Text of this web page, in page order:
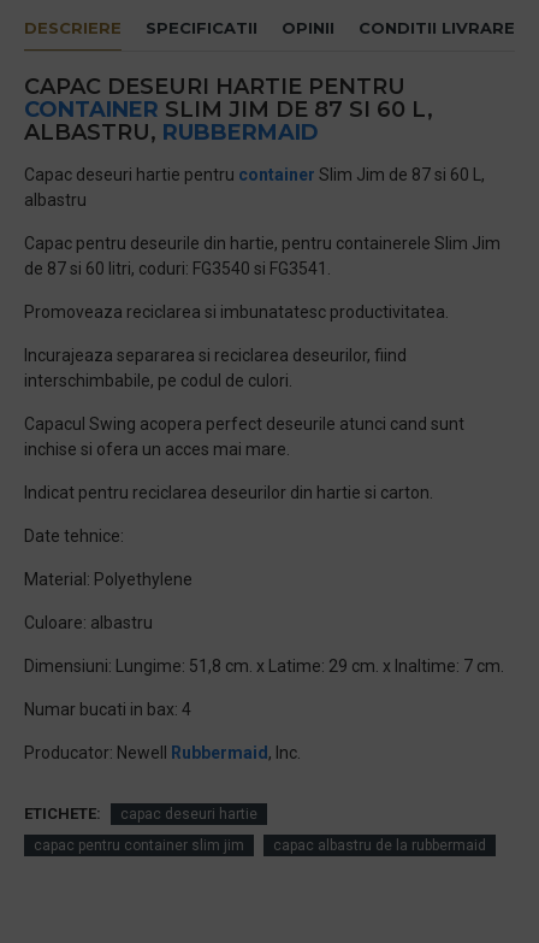
DESCRIERE SPECIFICATII OPINII CONDITII LIVRARE
CAPAC DESEURI HARTIE PENTRU
CONTAINER SLIM JIM DE 87 SI 60 L,
ALBASTRU, RUBBERMAID
Capac deseuri hartie pentru container Slim Jim de 87 si 60 L,
albastru
Capac pentru deseurile din hartie, pentru containerele Slim Jim
de 87 si 60 litri, coduri: FG3540 si FG3541.
Promoveaza reciclarea si imbunatatesc productivitatea.
Incurajeaza separarea si reciclarea deseurilor, fiind
interschimbabile, pe codul de culori.
Capacul Swing acopera perfect deseurile atunci cand sunt
inchise si ofera un acces mai mare.
Indicat pentru reciclarea deseurilor din hartie si carton.
Date tehnice:
Material: Polyethylene
Culoare: albastru
Dimensiuni: Lungime: 51,8 cm. x Latime: 29 cm. x Inaltime: 7 cm.
Numar bucati in bax: 4
Producator: Newell Rubbermaid , Inc.
ETICHETE:
capac deseuri hartie
capac pentru container slim jim
capac albastru de la rubbermaid